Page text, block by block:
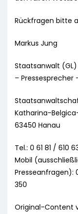
Rückfragen bitte
Markus Jung
Staatsanwalt (GL)
– Pressesprecher
Katharina-
63450 Hanau
Tel.: 0 61 81 / 610
Mobil
Presseanfragen):
350
Original-Content